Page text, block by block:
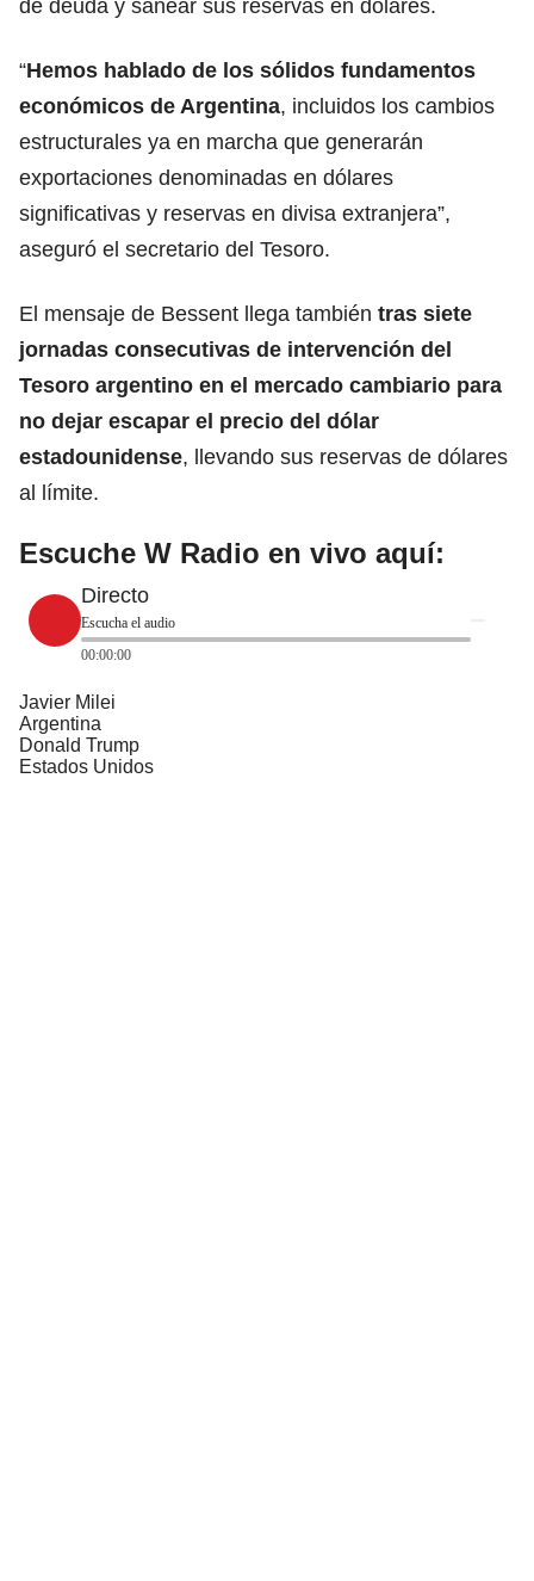
de deuda y sanear sus reservas en dólares.
“Hemos hablado de los sólidos fundamentos
económicos de Argentina, incluidos los cambios
estructurales ya en marcha que generarán
exportaciones denominadas en dólares
significativas y reservas en divisa extranjera”,
aseguró el secretario del Tesoro.
El mensaje de Bessent llega también tras siete
jornadas consecutivas de intervención del
Tesoro argentino en el mercado cambiario para
no dejar escapar el precio del dólar
estadounidense, llevando sus reservas de dólares
al límite.
Escuche W Radio en vivo aquí:
Directo
Escucha el audio
00:00:00
Javier Milei
Argentina
Donald Trump
Estados Unidos